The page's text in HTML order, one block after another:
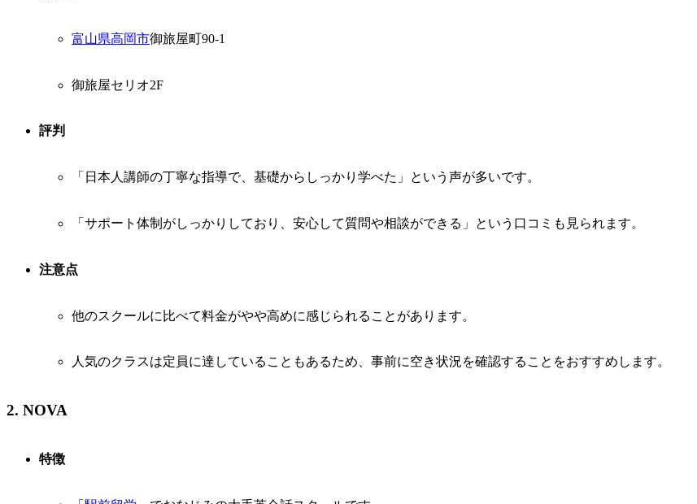
富山県高岡市御旅屋町90-1
御旅屋セリオ2F
評判
「日本人講師の丁寧な指導で、基礎からしっかり学べた」という声が多いです。
「サポート体制がしっかりしており、安心して質問や相談ができる」という口コミも見られます。
注意点
他のスクールに比べて料金がやや高めに感じられることがあります。
人気のクラスは定員に達していることもあるため、事前に空き状況を確認することをおすすめします。
2. NOVA
特徴